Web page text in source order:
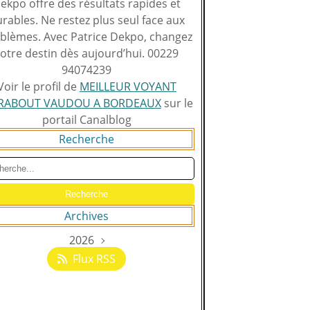
offre des résultats rapides et
Ne restez plus seul face aux
Avec Patrice Dekpo, changez
destin dès aujourd’hui. 00229
94074239
le profil de MEILLEUR VOYANT
VAUDOU A BORDEAUXsur le
portail Canalblog
Recherche
Archives
2026
Août(129)
Flux RSS